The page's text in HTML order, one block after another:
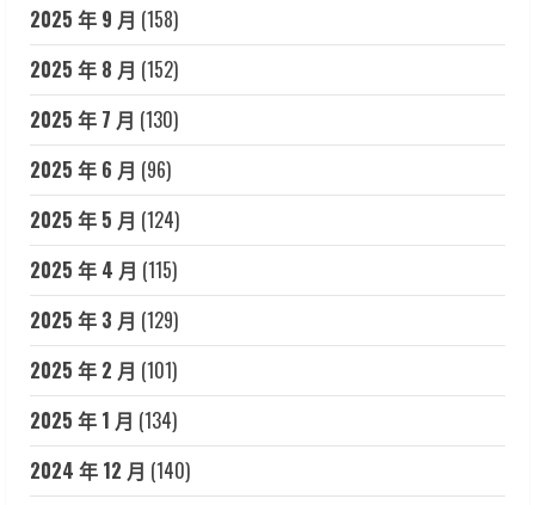
2025 年 9 月 (158)
2025 年 8 月 (152)
2025 年 7 月 (130)
2025 年 6 月 (96)
2025 年 5 月 (124)
2025 年 4 月 (115)
2025 年 3 月 (129)
2025 年 2 月 (101)
2025 年 1 月 (134)
2024 年 12 月 (140)